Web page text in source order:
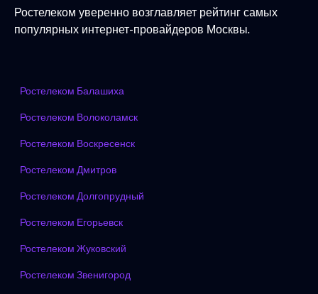
Ростелеком уверенно возглавляет рейтинг самых
популярных интернет-провайдеров Москвы.
Ростелеком Балашиха
Ростелеком Волоколамск
Ростелеком Воскресенск
Ростелеком Дмитров
Ростелеком Долгопрудный
Ростелеком Егорьевск
Ростелеком Жуковский
Ростелеком Звенигород